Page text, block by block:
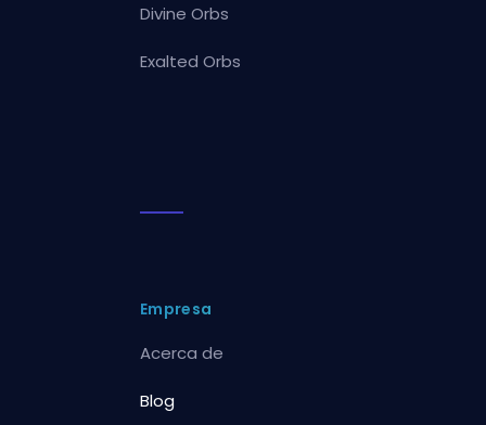
Divine Orbs
Exalted Orbs
Empresa
Acerca de
Blog